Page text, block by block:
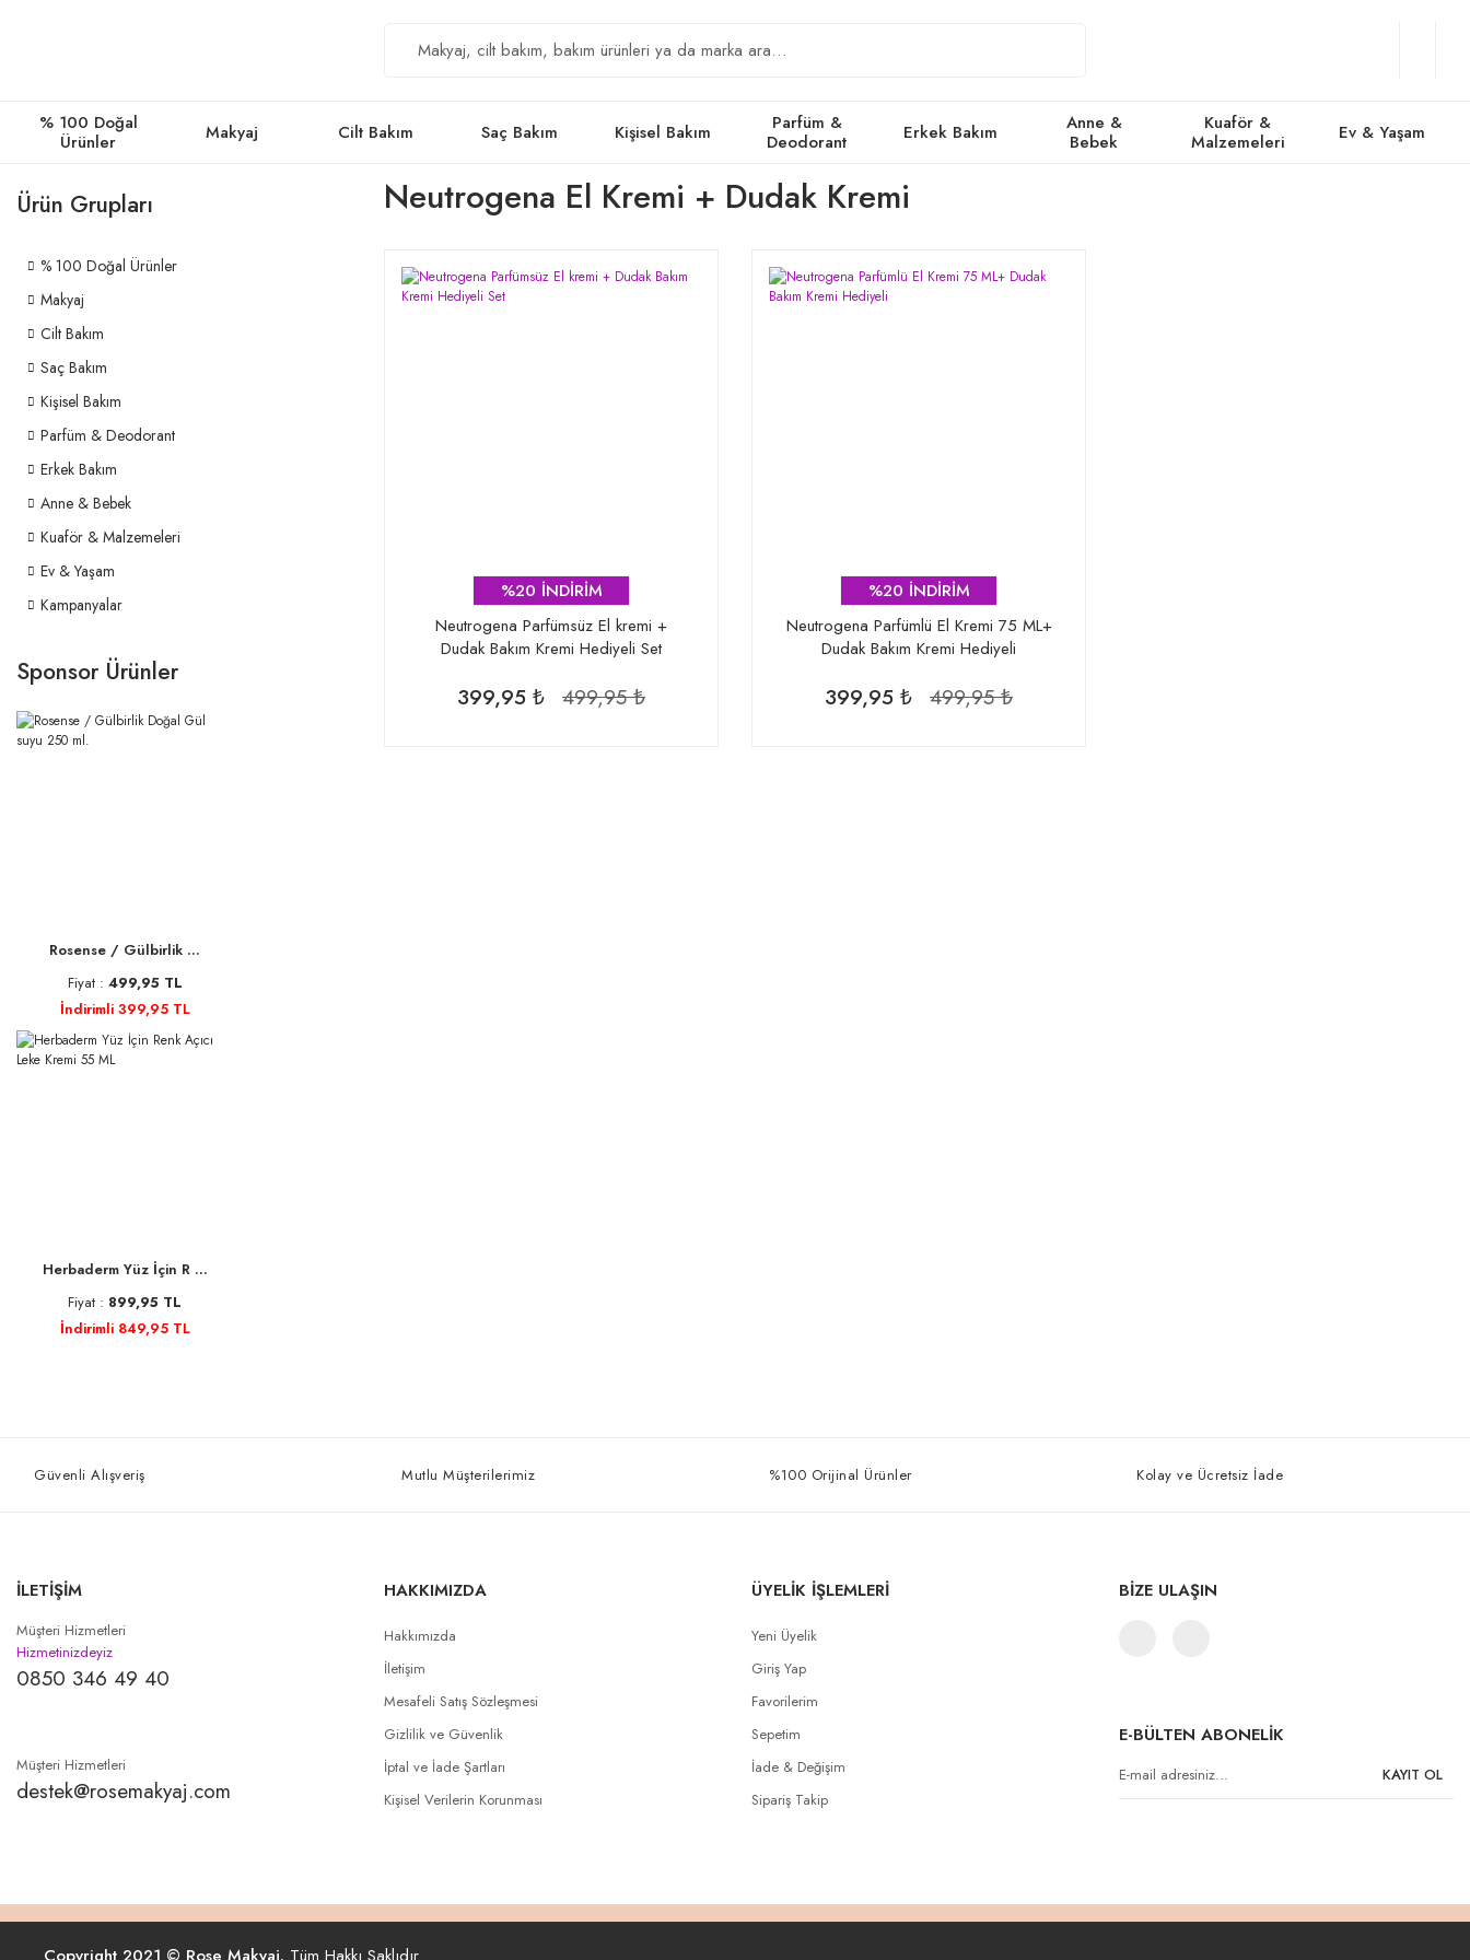
% 100 Doğal
Ürünler
Makyaj Cilt Bakım Saç Bakım Kişisel Bakım
Parfüm &
Deodorant
Erkek Bakım
Anne &
Bebek
Kuaför &
Malzemeleri
Ev & Yaşam
Ürün Grupları
% 100 Doğal Ürünler
Makyaj
Cilt Bakım
Saç Bakım
Kişisel Bakım
Parfüm & Deodorant
Erkek Bakım
Anne & Bebek
Kuaför & Malzemeleri
Ev & Yaşam
Kampanyalar
Sponsor Ürünler
Rosense / Gülbirlik ...
Fiyat : 499,95 TL
İndirimli 399,95 TL
Herbaderm Yüz İçin R ...
Fiyat : 899,95 TL
İndirimli 849,95 TL
Neutrogena El Kremi + Dudak Kremi
%20 İNDİRİM
Neutrogena Parfümsüz El kremi +
Dudak Bakım Kremi Hediyeli Set
399,95 ₺ 499,95 ₺
%20 İNDİRİM
Neutrogena Parfümlü El Kremi 75 ML+
Dudak Bakım Kremi Hediyeli
399,95 ₺ 499,95 ₺
Güvenli Alışveriş Mutlu Müşterilerimiz %100 Orijinal Ürünler Kolay ve Ücretsiz İade
İLETİŞİM
Müşteri Hizmetleri
Hizmetinizdeyiz
0850 346 49 40
Müşteri Hizmetleri
destek@rosemakyaj.com
HAKKIMIZDA
Hakkımızda
İletişim
Mesafeli Satış Sözleşmesi
Gizlilik ve Güvenlik
İptal ve İade Şartları
Kişisel Verilerin Korunması
ÜYELİK İŞLEMLERİ
Yeni Üyelik
Giriş Yap
Favorilerim
Sepetim
İade & Değişim
Sipariş Takip
BİZE ULAŞIN
E-BÜLTEN ABONELİK
KAYIT OL